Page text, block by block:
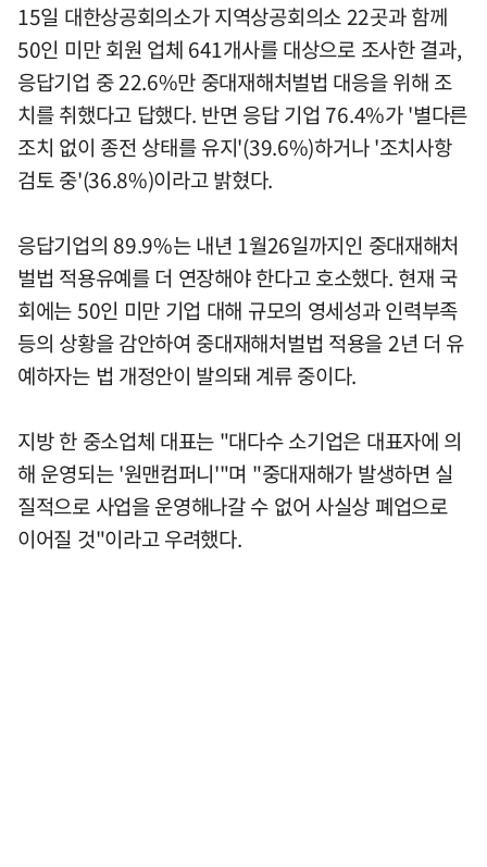
15일 대한상공회의소가 지역상공회의소 22곳과 함께
50인 미만 회원 업체 641개사를 대상으로 조사한 결과,
응답기업 중 22.6%만 중대재해처벌법 대응을 위해 조
치를 취했다고 답했다. 반면 응답 기업 76.4%가 '별다른
조치 없이 종전 상태를 유지'(39.6%)하거나 '조치사항
검토 중'(36.8%)이라고 밝혔다.
응답기업의 89.9%는 내년 1월26일까지인 중대재해처
벌법 적용유예를 더 연장해야 한다고 호소했다. 현재 국
회에는 50인 미만 기업 대해 규모의 영세성과 인력부족
등의 상황을 감안하여 중대재해처벌법 적용을 2년 더 유
예하자는 법 개정안이 발의돼 계류 중이다.
지방 한 중소업체 대표는 "대다수 소기업은 대표자에 의
해 운영되는 '원맨컴퍼니'"며 "중대재해가 발생하면 실
질적으로 사업을 운영해나갈 수 없어 사실상 폐업으로
이어질 것"이라고 우려했다.